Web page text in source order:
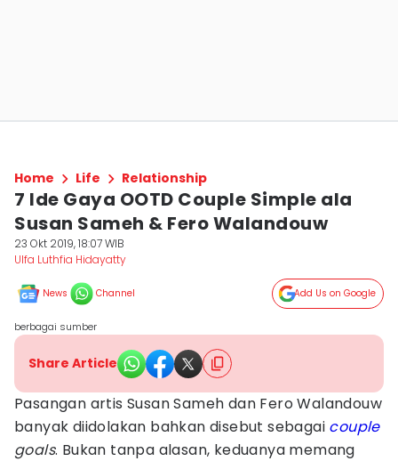
Home Life Relationship
7 Ide Gaya OOTD Couple Simple ala
Susan Sameh & Fero Walandouw
23 Okt 2019, 18:07 WIB
Ulfa Luthfia Hidayatty
News Channel Add Us on Google
berbagai sumber
Share Article
Pasangan artis Susan Sameh dan Fero Walandouw
banyak diidolakan bahkan disebut sebagai couple
goals. Bukan tanpa alasan, keduanya memang